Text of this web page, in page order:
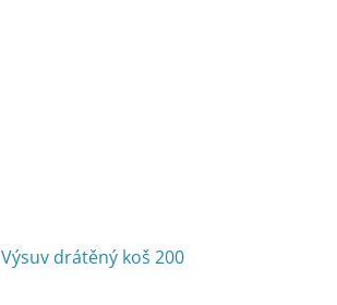
Výsuv drátěný koš 200